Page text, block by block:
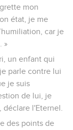
mon
état, je me
car je
»
un enfant qui
parle contre lui
je suis
de lui, je
l'Eternel.
des points de